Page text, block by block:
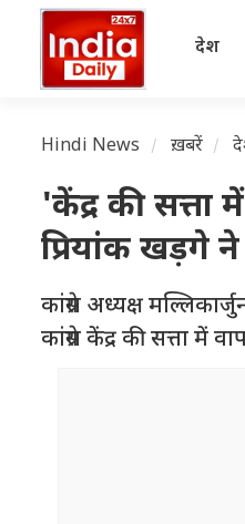
देश
Hindi News ख़बरें
'केंद्र की
प्रियांक खड़गे ने
कांग्रेस अध्यक्ष
कांग्रेस केंद्र की सत्ता में